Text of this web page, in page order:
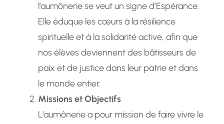
l’aumônerie se veut un signe d’Espérance.
Elle éduque les cœurs à la résilience
spirituelle et à la solidarité active, afin que
nos élèves deviennent des bâtisseurs de
paix et de justice dans leur patrie et dans
le monde entier.
Missions et Objectifs
L’aumônerie a pour mission de faire vivre le